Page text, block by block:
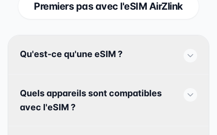
Premiers pas avec l'eSIM AirZlink
Qu'est-ce qu'une eSIM ?
Quels appareils sont compatibles
avec l'eSIM ?